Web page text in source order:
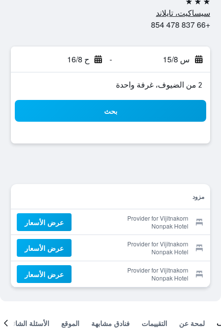
3 نجوم
سيساكيت، تايلاند
+66 837 478 854
س 15/8 - ح 16/8
2 من الضيوف، غرفة واحدة
بحث
مزود
Provider for Vijitnakorn
Nonpak Hotel
عرض الأسعار
Provider for Vijitnakorn
Nonpak Hotel
عرض الأسعار
Provider for Vijitnakorn
Nonpak Hotel
عرض الأسعار
لمحة عن التقييمات فنادق مشابهة الموقع الأسئلة الشائعة